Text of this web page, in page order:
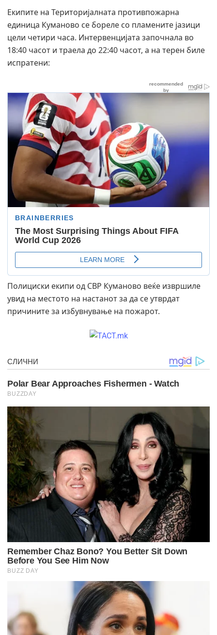
Екипите на Територијалната противпожарна
единица Куманово се бореле со пламените јазици
цели четири часа. Интервенцијата започнала во
18:40 часот и траела до 22:40 часот, а на терен биле
испратени:
Полициски екипи од СВР Куманово веќе извршиле
увид на местото на настанот за да се утврдат
причините за избувнување на пожарот.